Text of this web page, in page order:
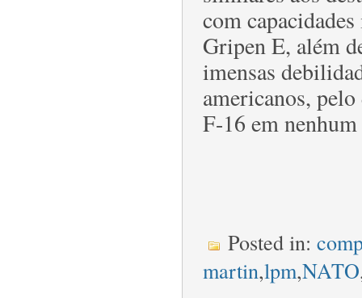
com
Gripen E, além
imensas
americanos,
F-16 em nenhum
Posted in:
martin,lpm,NATO